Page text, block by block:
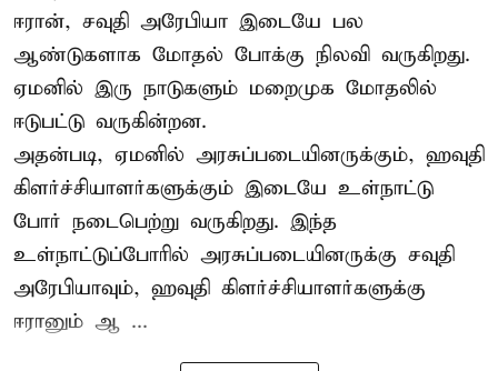
ஈரான், சவுதி அரேபியா இடையே பல
ஆண்டுகளாக மோதல் போக்கு நிலவி வருகிறது.
ஏமனில் இரு நாடுகளும் மறைமுக மோதலில்
ஈடுபட்டு வருகின்றன.
அதன்படி, ஏமனில் அரசுப்படையினருக்கும், ஹவுதி
கிளர்ச்சியாளர்களுக்கும் இடையே உள்நாட்டு
போர் நடைபெற்று வருகிறது. இந்த
உள்நாட்டுப்போரில் அரசுப்படையினருக்கு சவுதி
அரேபியாவும், ஹவுதி கிளர்ச்சியாளர்களுக்கு
ஈரானும் ஆ ...